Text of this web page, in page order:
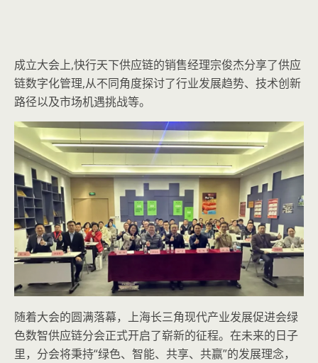
成立大会上,快行天下供应链的销售经理宗俊杰分享了供应
链数字化管理,从不同角度探讨了行业发展趋势、技术创新
路径以及市场机遇挑战等。
随着大会的圆满落幕，上海长三角现代产业发展促进会绿
色数智供应链分会正式开启了崭新的征程。在未来的日子
里，分会将秉持“绿色、智能、共享、共赢”的发展理念，